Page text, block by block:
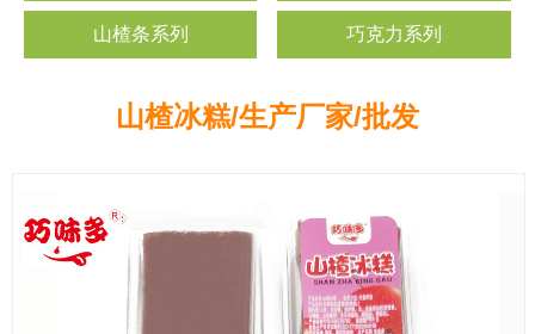
山楂条系列 巧克力系列
山楂冰糕/生产厂家/批发